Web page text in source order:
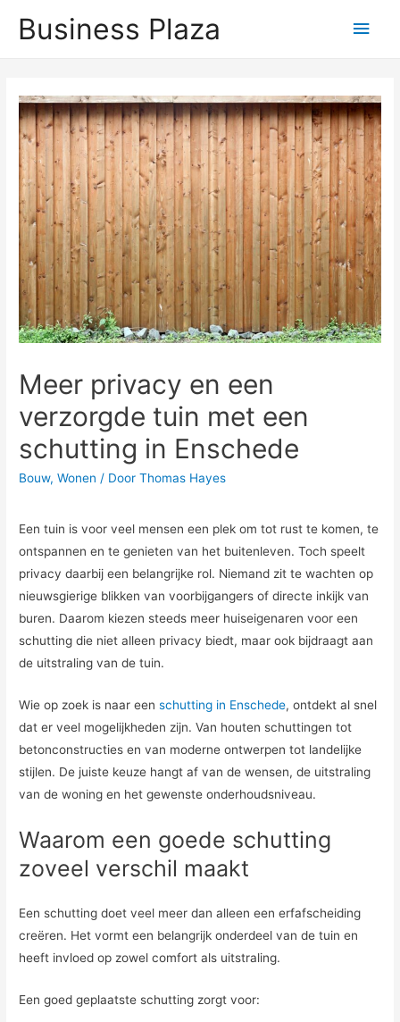
Business Plaza
Meer privacy en een
verzorgde tuin met een
schutting in Enschede
Bouw,Wonen / DoorThomas Hayes
Een tuin is voor veel mensen een plek om tot rust te komen, te
ontspannen en te genieten van het buitenleven. Toch speelt
privacy daarbij een belangrijke rol. Niemand zit te wachten op
nieuwsgierige blikken van voorbijgangers of directe inkijk van
buren. Daarom kiezen steeds meer huiseigenaren voor een
schutting die niet alleen privacy biedt, maar ook bijdraagt aan
de uitstraling van de tuin.
Wie op zoek is naar eenschutting in Enschede, ontdekt al snel
dat er veel mogelijkheden zijn. Van houten schuttingen tot
betonconstructies en van moderne ontwerpen tot landelijke
stijlen. De juiste keuze hangt af van de wensen, de uitstraling
van de woning en het gewenste onderhoudsniveau.
Waarom een goede schutting
zoveel verschil maakt
Een schutting doet veel meer dan alleen een erfafscheiding
creëren. Het vormt een belangrijk onderdeel van de tuin en
heeft invloed op zowel comfort als uitstraling.
Een goed geplaatste schutting zorgt voor: